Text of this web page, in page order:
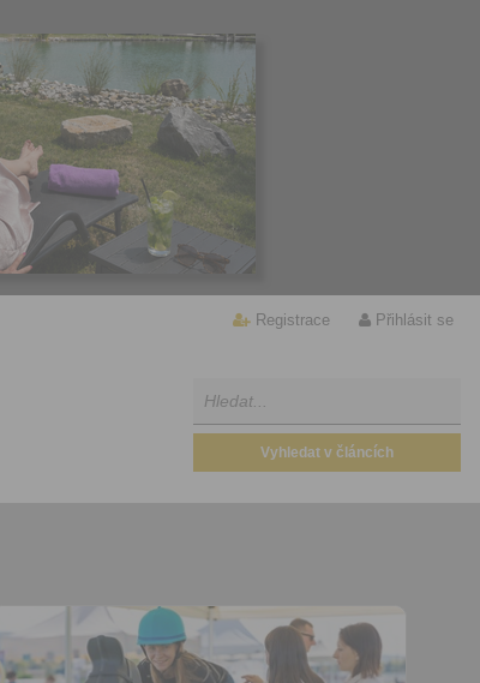
Registrace Přihlásit se